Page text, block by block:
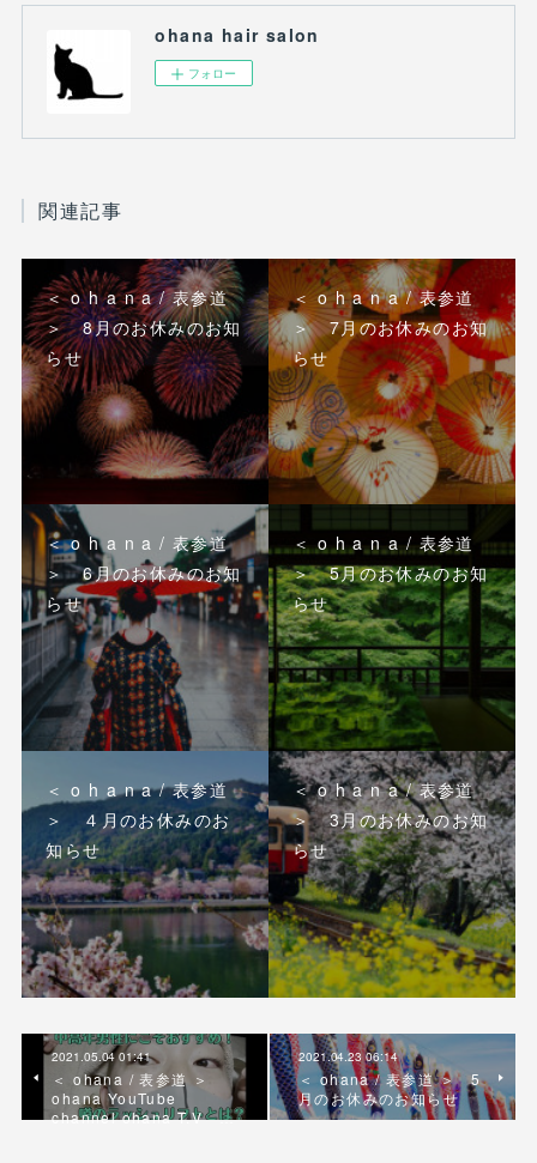
ohana hair salon
フォロー
関連記事
＜ o h a n a / 表参道
＞ 8月のお休みのお知
らせ
＜ o h a n a / 表参道
＞ 7月のお休みのお知
らせ
＜ o h a n a / 表参道
＞ 6月のお休みのお知
らせ
＜ o h a n a / 表参道
＞ 5月のお休みのお知
らせ
＜ o h a n a / 表参道
＞ ４月のお休みのお
知らせ
＜ o h a n a / 表参道
＞ 3月のお休みのお知
らせ
2021.05.04 01:41
＜ ohana / 表参道 ＞
ohana YouTube
channel ohana T.V …
2021.04.23 06:14
＜ ohana / 表参道 ＞ 5
月のお休みのお知らせ